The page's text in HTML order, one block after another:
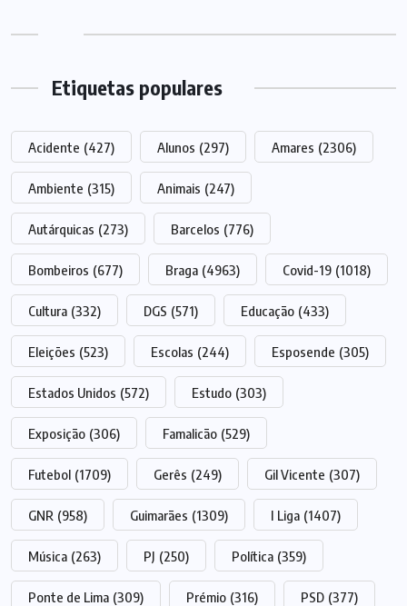
Etiquetas populares
Acidente (427) Alunos (297) Amares (2306)
Ambiente (315) Animais (247)
Autárquicas (273) Barcelos (776)
Bombeiros (677) Braga (4963) Covid-19 (1018)
Cultura (332) DGS (571) Educação (433)
Eleições (523) Escolas (244) Esposende (305)
Estados Unidos (572) Estudo (303)
Exposição (306) Famalicão (529)
Futebol (1709) Gerês (249) Gil Vicente (307)
GNR (958) Guimarães (1309) I Liga (1407)
Música (263) PJ (250) Política (359)
Ponte de Lima (309) Prémio (316) PSD (377)